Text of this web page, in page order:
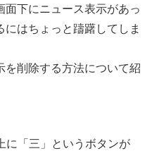
下にニュース表示があっ
はちょっと躊躇してしま
を削除する方法について紹
に「三」というボタンが